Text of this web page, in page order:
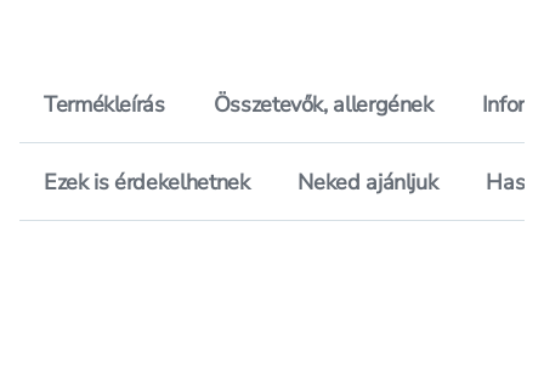
Termékleírás Összetevők, allergének
Ezek is érdekelhetnek Neked ajánljuk